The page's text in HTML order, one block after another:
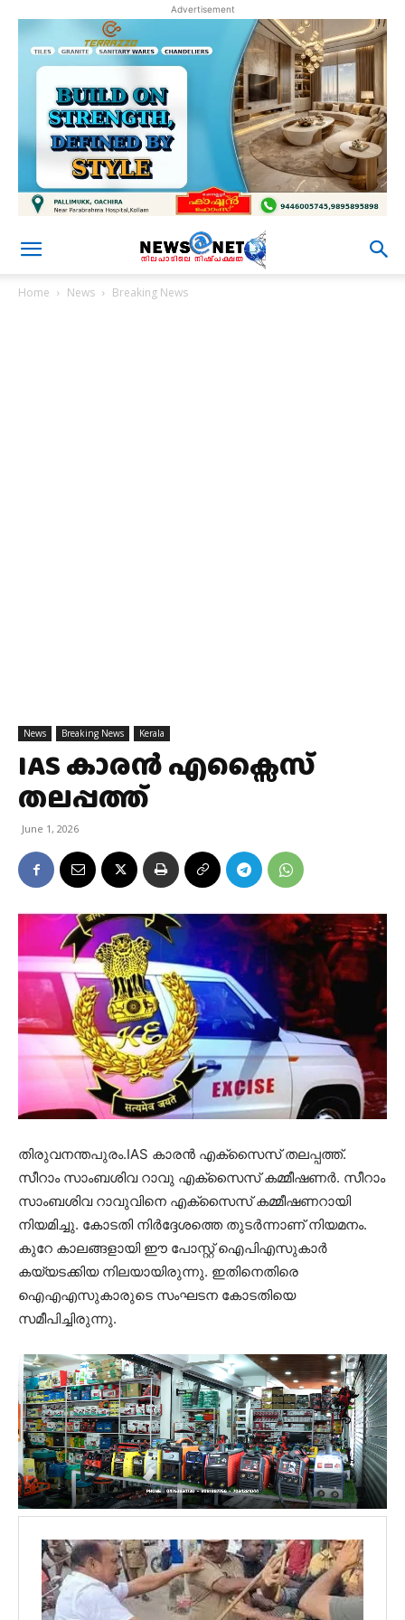
Advertisement
Home News Breaking News
News Breaking News Kerala
IAS കാരൻ എക്സൈസ്
തലപ്പത്ത്
June 1, 2026
തിരുവനന്തപുരം.IAS കാരൻ എക്സൈസ് തലപ്പത്ത്.
സീറാം സാംബശിവ റാവു എക്സൈസ് കമ്മീഷണർ. സീറാം
സാംബശിവ റാവുവിനെ എക്സൈസ് കമ്മീഷണറായി
നിയമിച്ചു. കോടതി നിര്‍ദ്ദേശത്തെ തുടര്‍ന്നാണ് നിയമനം.
കുറേ കാലങ്ങളായി ഈ പോസ്റ്റ് ഐപിഎസുകാര്‍
കയ്യടക്കിയ നിലയായിരുന്നു. ഇതിനെതിരെ
ഐഎഎസുകാരുടെ സംഘടന കോടതിയെ
സമീപിച്ചിരുന്നു.